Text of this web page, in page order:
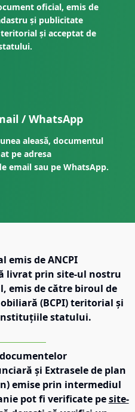
oficial, emis de
și publicitate
și acceptat de
/ WhatsApp
aleasă, documentul
pe adresa
email sau pe WhatsApp.
emis de ANCPI
livrat prin site-ul nostru
emis de către biroul de
(BCPI) teritorial și
statului.
și Extrasele de plan
emise prin intermediul
pot fi verificate pe site-